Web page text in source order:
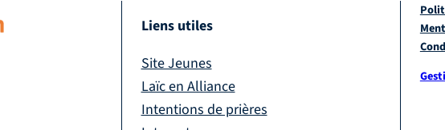
Liens utiles
Site Jeunes
Laïc en Alliance
Intentions de prières